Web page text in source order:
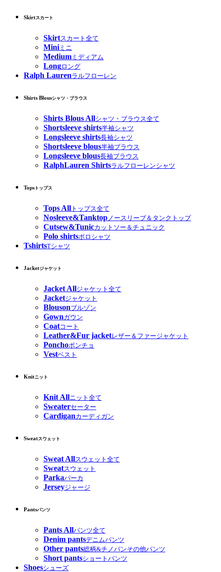
Skirtスカート
Skirtスカート全て
Miniミニ
Medium ミディアム
Longロング
Ralph Laurenラルフローレン
Shirts Blousシャツ・ブラウス
Shirts Blous Allシャツ・ブラウス全て
Shortsleeve shirts半袖シャツ
Longsleeve shirts長袖シャツ
Shortsleeve blous半袖ブラウス
Longsleeve blous長袖ブラウス
RalphLauren Shirtsラルフローレンシャツ
Tops トップス
Tops All トップス全て
Nosleeve&Tanktop ノースリーブ＆タンクトップ
Cutsew&Tunicカットソー＆チュニック
Polo shirtsポロシャツ
TshirtsTシャツ
Jacketジャケット
Jacket Allジャケット全て
Jacketジャケット
Blousonブルゾン
Gownガウン
Coatコート
Leather&Fur jacketレザー＆ファージャケット
Ponchoポンチョ
Vestベスト
Knitニット
Knit Allニット全て
Sweaterセーター
Cardiganカーディガン
Sweatスウェット
Sweat Allスウェット全て
Sweatスウェット
Parkaパーカ
Jerseyジャージ
Pantsパンツ
Pants Allパンツ全て
Denim pantsデニムパンツ
Other pants総柄&チノパンその他パンツ
Short pantsショートパンツ
Shoesシューズ